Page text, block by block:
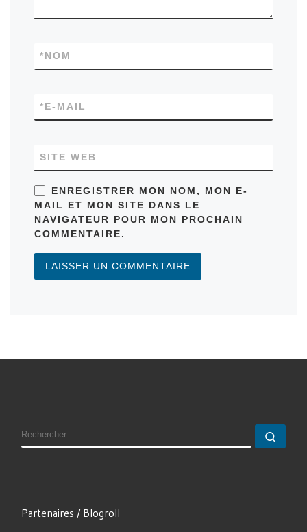
NOM
*
E-MAIL
*
SITE WEB
ENREGISTRER MON NOM, MON E-
MAIL ET MON SITE DANS LE
NAVIGATEUR POUR MON PROCHAIN
COMMENTAIRE.
RECHERCHER
Partenaires / Blogroll